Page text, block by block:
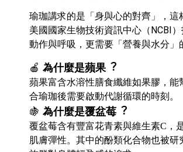
瑜珈講求的是「身與⼼的對齊」，這
美國國家⽣物技術資訊中⼼（NCBI
動作與呼吸，更需要「營養與⽔分」
🍎 為什麼是蘋果︖
蘋果富含⽔溶性膳食纖維如果膠，
合瑜珈後需要啟動代謝循環的時刻。
🍇 為什麼是覆盆莓︖
覆盆莓含有豐富花青素與維⽣素C ，
肌膚彈性。其中的酚類化合物也被